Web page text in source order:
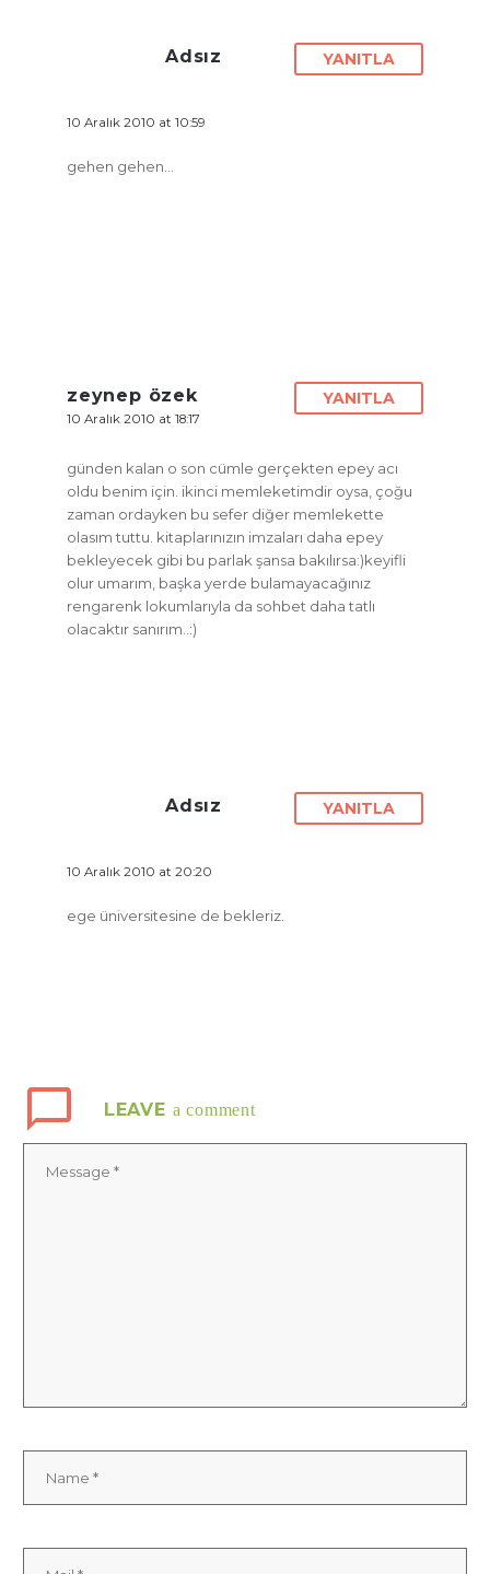
Adsız
10 Aralık 2010 at 10:59
YANITLA
gehen gehen…
zeynep özek
10 Aralık 2010 at 18:17
YANITLA
günden kalan o son cümle gerçekten epey acı
oldu benim için. ikinci memleketimdir oysa, çoğu
zaman ordayken bu sefer diğer memlekette
olasım tuttu. kitaplarınızın imzaları daha epey
bekleyecek gibi bu parlak şansa bakılırsa:)keyifli
olur umarım, başka yerde bulamayacağınız
rengarenk lokumlarıyla da sohbet daha tatlı
olacaktır sanırım..:)
Adsız
10 Aralık 2010 at 20:20
YANITLA
ege üniversitesine de bekleriz.
LEAVE a comment